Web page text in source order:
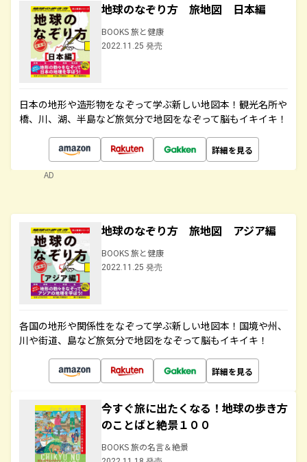
地球のなぞり方 旅地図 日本編
BOOKS 旅と健康
2022.11.25 発売
日本の地形や造形物をなぞって学ぶ新しい地図本！観光名所や
橋、川、湖、半島など旅気分で地図をなぞって脳もイキイキ！
詳細を見る
AD
地球のなぞり方 旅地図 アジア編
BOOKS 旅と健康
2022.11.25 発売
各国の地形や関係性をなぞって学ぶ新しい地図本！国境や州、
川や街道、島など旅気分で地図をなぞって脳もイキイキ！
詳細を見る
今すぐ旅に出たくなる！地球の歩き方
のことばと絶景１００
BOOKS 旅の名言＆絶景